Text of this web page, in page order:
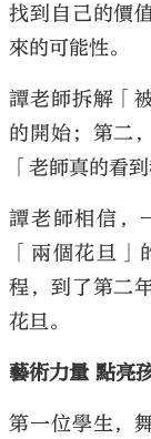
找到自己的價
來的可能性。
譚老師拆解「
的開始；第二
「老師真的看到
譚老師相信，
「兩個花旦
程，到了第二
花旦。
藝術力量 點亮
第一位學生，